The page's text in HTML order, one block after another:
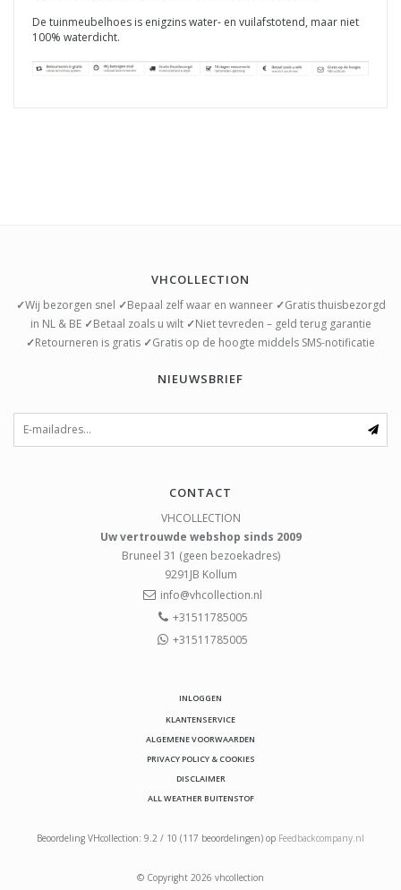
De tuinmeubelhoes is enigzins water- en vuilafstotend, maar niet
100% waterdicht.
VHCOLLECTION
✓Wij bezorgen snel ✓Bepaal zelf waar en wanneer ✓Gratis thuisbezorgd
in NL & BE ✓Betaal zoals u wilt ✓Niet tevreden – geld terug garantie
✓Retourneren is gratis ✓Gratis op de hoogte middels SMS-notificatie
NIEUWSBRIEF
CONTACT
VHCOLLECTION
Uw vertrouwde webshop sinds 2009
Bruneel 31 (geen bezoekadres)
9291JB Kollum
info@vhcollection.nl
+31511785005
+31511785005
INLOGGEN
KLANTENSERVICE
ALGEMENE VOORWAARDEN
PRIVACY POLICY & COOKIES
DISCLAIMER
ALL WEATHER BUITENSTOF
Beoordeling VHcollection: 9.2 / 10 (117 beoordelingen) op Feedbackcompany.nl
© Copyright 2026 vhcollection